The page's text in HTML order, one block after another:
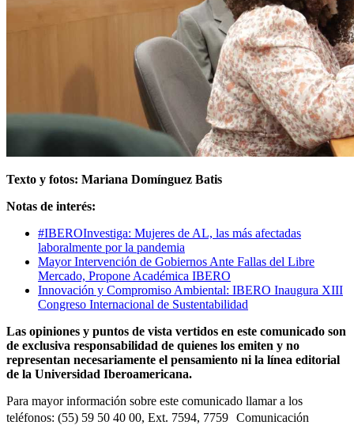
Texto y fotos: Mariana Domínguez Batis
Notas de interés:
#IBEROInvestiga: Mujeres de AL, las más afectadas
laboralmente por la pandemia
Mayor Intervención de Gobiernos Ante Fallas del Libre
Mercado, Propone Académica IBERO
Innovación y Compromiso Ambiental: IBERO Inaugura XIII
Congreso Internacional de Sustentabilidad
Las opiniones y puntos de vista vertidos en este comunicado son
de exclusiva responsabilidad de quienes los emiten y no
representan necesariamente el pensamiento ni la línea editorial
de la Universidad Iberoamericana.
Para mayor información sobre este comunicado llamar a los
teléfonos: (55) 59 50 40 00, Ext. 7594, 7759 Comunicación